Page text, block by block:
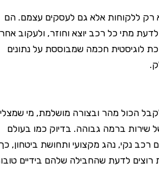
אלא גם לעסקים עצמם. הם
כל רכב יוצא וחוזר, ולעקוב אחרי
חכמה שמבוססת על נתונים
מהר ובצורה מושלמת, מי שמצליח
ברמה גבוהה. בדיוק כמו בעולם
נהג מקצועי ותחושת ביטחון, כך
לדעת שהחבילה שלהם בידיים טובות.